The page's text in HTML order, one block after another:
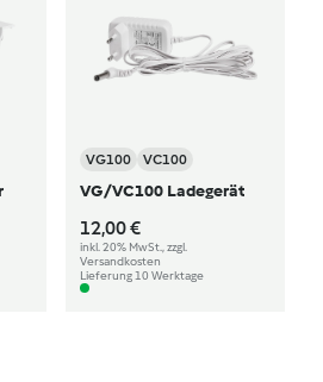
VG100 VC100
VG/VC100 Ladegerät
12,00 €
inkl. 20% MwSt., zzgl.
Versandkosten
Lieferung 10 Werktage